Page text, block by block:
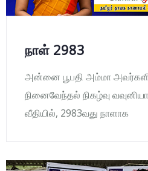
நாள் 2983
அன்னை பூபதி அம்மா
நினைவேந்தல் நிகழ்வு
வீதியில், 2983வது நாளாக